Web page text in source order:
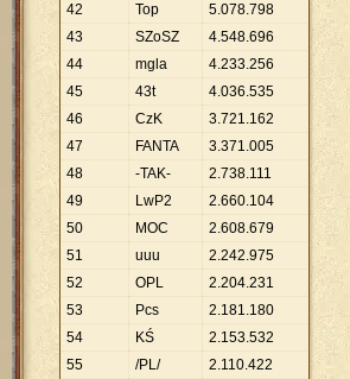
42
Top 5.078.798
43
SZoSZ 4.548.696
44
mgla 4.233.256
45
43t 4.036.535
46
CzK 3.721.162
47
FANTA 3.371.005
48
-TAK- 2.738.111
49
LwP2 2.660.104
50
MOC 2.608.679
51
uuu 2.242.975
52
OPL 2.204.231
53
Pcs 2.181.180
54
KŚ 2.153.532
55
/PL/ 2.110.422